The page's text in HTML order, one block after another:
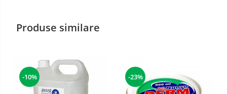
Viziere de protectie
Produse similare
-10% -23%